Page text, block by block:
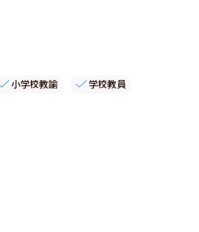
小学校教諭
学校教員